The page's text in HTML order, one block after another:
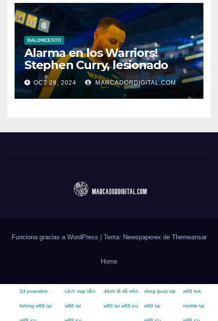
BALONCESTO
Alarma en los Warriors!
Stephen Curry, lesionado
OCT 28, 2024 MARCADORDIGITAL.COM
Funciona gracias a WordPress Tema: Newspaperex de Themeansar
Home
3d poseidon
fishing w88 tại
cách nạp tiền
w88 tại
đánh lô đề trên
w88 tại w88.icu
vòng quay vip
w88 tại
w88 link
mobile tại